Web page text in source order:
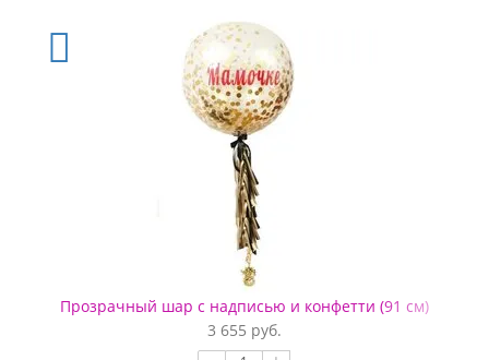
Прозрачный шар с надписью и конфетти (91 см)
3 655 руб.